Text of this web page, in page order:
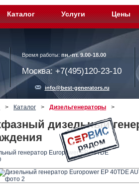
Каталог Услуги Цены
Время работы: пн.-пт. 9.00-18.00
Москва: +7(495)120-23-10
info@best-generators.ru
> Каталог > Дизельгенераторы >
дизельный